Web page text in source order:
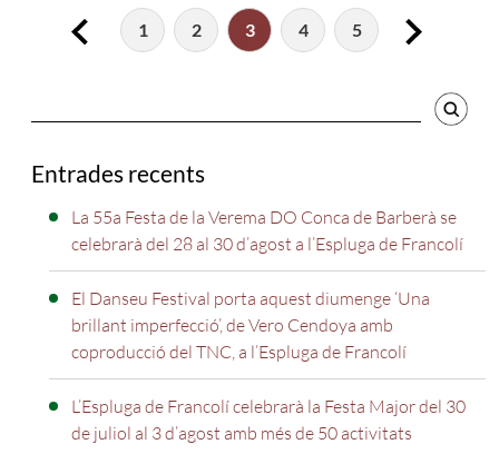
1 2 3 4 5
Cercador
Entrades recents
La 55a Festa de la Verema DO Conca de Barberà se
celebrarà del 28 al 30 d’agost a l’Espluga de Francolí
El Danseu Festival porta aquest diumenge ‘Una
brillant imperfecció’, de Vero Cendoya amb
coproducció del TNC, a l’Espluga de Francolí
L’Espluga de Francolí celebrarà la Festa Major del 30
de juliol al 3 d’agost amb més de 50 activitats